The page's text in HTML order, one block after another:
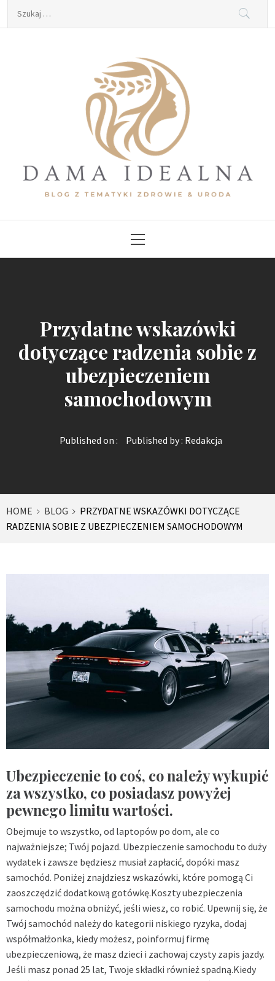
Szukaj:
Dama Idealna
Menu
Przydatne wskazówki
dotyczące radzenia sobie z
ubezpieczeniem
samochodowym
Published on : Published by : Redakcja
HOME BLOG
PRZYDATNE WSKAZÓWKI DOTYCZĄCE
RADZENIA SOBIE Z UBEZPIECZENIEM SAMOCHODOWYM
Ubezpieczenie to coś, co należy wykupić
za wszystko, co posiadasz powyżej
pewnego limitu wartości.
Obejmuje to wszystko, od laptopów po dom, ale co
najważniejsze; Twój pojazd. Ubezpieczenie samochodu to duży
wydatek i zawsze będziesz musiał zapłacić, dopóki masz
samochód. Poniżej znajdziesz wskazówki, które pomogą Ci
zaoszczędzić dodatkową gotówkę.Koszty ubezpieczenia
samochodu można obniżyć, jeśli wiesz, co robić. Upewnij się, że
Twój samochód należy do kategorii niskiego ryzyka, dodaj
współmałżonka, kiedy możesz, poinformuj firmę
ubezpieczeniową, że masz dzieci i zachowaj czysty zapis jazdy.
Jeśli masz ponad 25 lat, Twoje składki również spadną.Kiedy